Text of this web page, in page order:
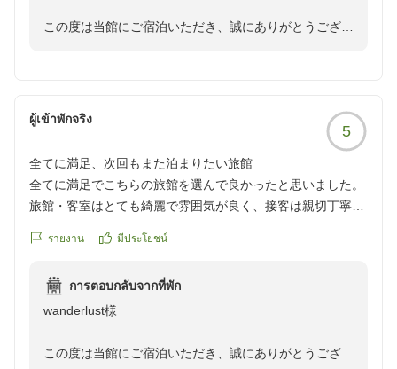
この度は当館にご宿泊いただき、誠にありがとうござい
ご滞在中は至らない点もあったかと存じますが、温かい
お言葉を頂戴し、お喜びいただけたご様子を伺うことが
でき、スタッフ一同大変ありがたく拝読いたしました。
をいただき、誠にありがとうございます。当館では、昔
ごしいただける空間づくりを心がけておりますので、そ
のように感じていただけましたことを大変光栄に存じま
ผู้เข้าพักจริง
5
全てに満足、次回もまた泊まりたい旅館
全てに満足でこちらの旅館を選んで良かったと思いました。
旅館・客室はとても綺麗で雰囲気が良く、接客は親切丁寧で
ご飯は夜朝共にとても美味しく量もたくさんで満足感があ
色浴衣や帯、籠の種類も豊富で、傘や下駄も借りることがで
き、チェックアウト後に荷物を預かっていただけるのとタオ
お部屋の説明には禁煙とは表記されていなかったため少し不
รายงาน มีประโยชน์
การตอบกลับจากที่พัก
wanderlust様
この度は当館にご宿泊いただき、誠にありがとうござい